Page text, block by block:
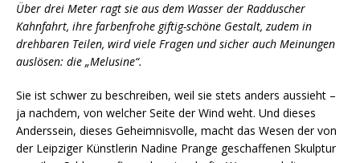
Über drei Meter ragt sie aus dem Wasser der Radduscher
Kahnfahrt, ihre farbenfrohe giftig-schöne Gestalt, zudem in
drehbaren Teilen, wird viele Fragen und sicher auch Meinungen
auslösen: die „Melusine“.
Sie ist schwer zu beschreiben, weil sie stets anders aussieht –
ja nachdem, von welcher Seite der Wind weht. Und dieses
Anderssein, dieses Geheimnisvolle, macht das Wesen der von
der Leipziger Künstlerin Nadine Prange geschaffenen Skulptur